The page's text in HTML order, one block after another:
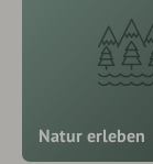
Natur erleben